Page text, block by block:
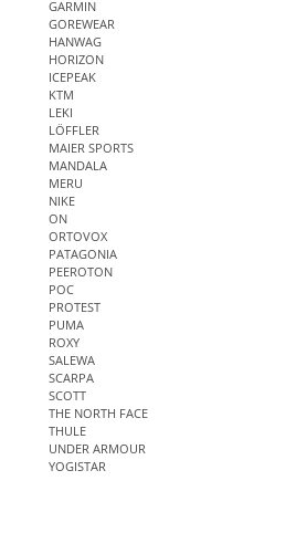
GARMIN
GOREWEAR
HANWAG
HORIZON
ICEPEAK
KTM
LEKI
LÖFFLER
MAIER SPORTS
MANDALA
MERU
NIKE
ON
ORTOVOX
PATAGONIA
PEEROTON
POC
PROTEST
PUMA
ROXY
SALEWA
SCARPA
SCOTT
THE NORTH FACE
THULE
UNDER ARMOUR
YOGISTAR